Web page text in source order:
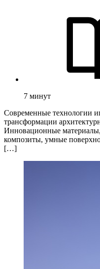
7 минут
Современные технологии
трансформации
Инновационные материалы,
композиты, умные
[…]